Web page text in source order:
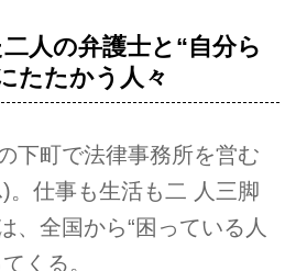
人の弁護士と“自分ら
たたかう人々
下町で法律事務所を営む
。仕事も生活も二 人三脚
、全国から“困っている人
くる。